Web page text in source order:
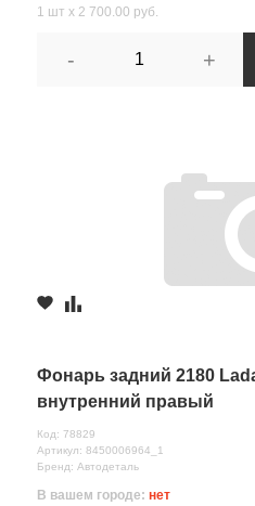
1 шт х 2 700.00 руб.
- +
Фонарь задний 2180
внутренний правый
Код: 78829
Артикул: 8450006964_1
Бренд: Автодеталь
В вашем городе: нет